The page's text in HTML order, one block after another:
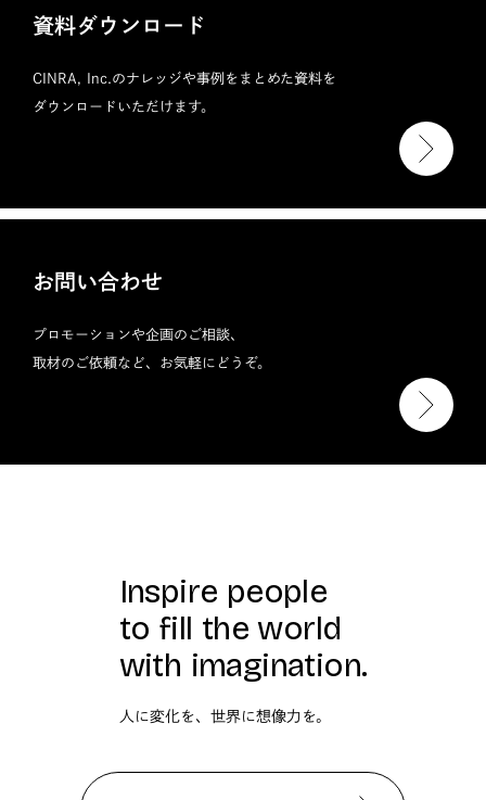
資料ダウンロード
CINRA, Inc.のナレッジや事例をまとめた資料を
ダウンロードいただけます。
お問い合わせ
プロモーションや企画のご相談、
取材のご依頼など、お気軽にどうぞ。
Inspire people
to fill the world
with imagination.
人に変化を、世界に想像力を。